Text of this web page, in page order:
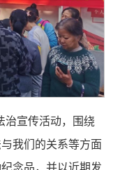
治宣传活动，围绕
我们的关系等方面
念品，并以近期发